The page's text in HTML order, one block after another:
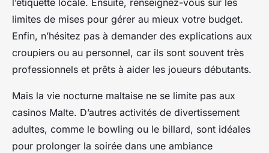
l’étiquette locale. Ensuite, renseignez-vous sur les
limites de mises pour gérer au mieux votre budget.
Enfin, n’hésitez pas à demander des explications aux
croupiers ou au personnel, car ils sont souvent très
professionnels et prêts à aider les joueurs débutants.
Mais la vie nocturne maltaise ne se limite pas aux
casinos Malte. D’autres activités de divertissement
adultes, comme le bowling ou le billard, sont idéales
pour prolonger la soirée dans une ambiance